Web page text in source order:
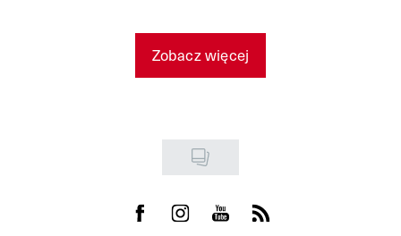
Zobacz więcej
Visit us on Facebook
Visit us on Instagram
Visit us on Youtube
Visit us on Rss